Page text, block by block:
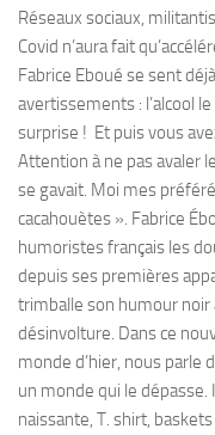
Réseaux sociaux,
Covid n’aura fait
Fabrice Eboué se sent
avertissements : l’alcool
surprise ! Et puis vous
Attention à ne pas avaler
se gavait. Moi mes
cacahouètes ». Fabrice
humoristes français les
depuis ses premières
trimballe son humour noir
désinvolture. Dans ce
monde d’hier, nous parle
un monde qui le
naissante, T. shirt,